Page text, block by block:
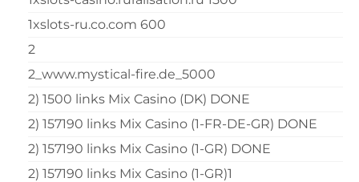
1xslots-ru.co.com 600
2
2_www.mystical-fire.de_5000
2) 1500 links Mix Casino (DK) DONE
2) 157190 links Mix Casino (1-FR-DE-GR) DONE
2) 157190 links Mix Casino (1-GR) DONE
2) 157190 links Mix Casino (1-GR)1